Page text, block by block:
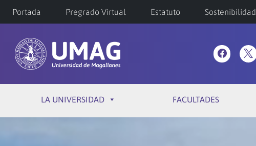
Portada Pregrado Virtual Estatuto Sostenibilidad
LA UNIVERSIDAD FACULTADES